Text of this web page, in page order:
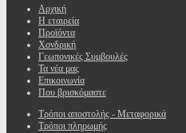
Αρχική
Η εταιρεία
Προϊόντα
Χονδρική
Γεωπονικές Συμβουλές
Τα νέα μας
Επικοινωνία
Που βρισκόμαστε
Τρόποι αποστολής - Μεταφορικά
Τρόποι πληρωμής